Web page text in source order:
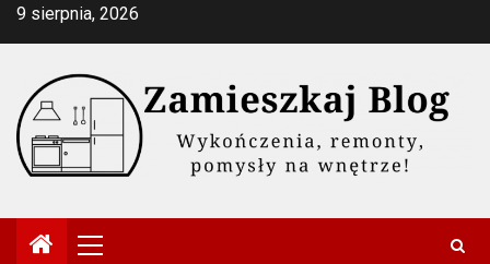
Przejdź
9 sierpnia, 2026
Menu